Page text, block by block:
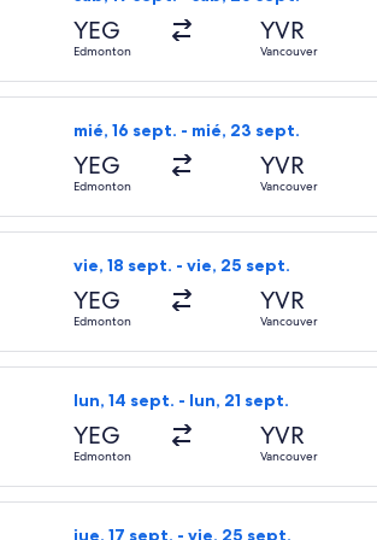
YEG
Edmonton
YVR
Vancouver
mié, 16 sept. - mié, 23 sept.
YEG
Edmonton
YVR
Vancouver
Seleccionar vuelo de Flair Airlines,
vie, 18 sept. - vie, 25 sept.
YEG
Edmonton
YVR
Vancouver
Seleccionar vuelo de Flair Airlines,
lun, 14 sept. - lun, 21 sept.
YEG
Edmonton
YVR
Vancouver
Seleccionar vuelo de WestJet, con
jue, 17 sept. - vie, 25 sept.
Seleccionar vuelo de Porter